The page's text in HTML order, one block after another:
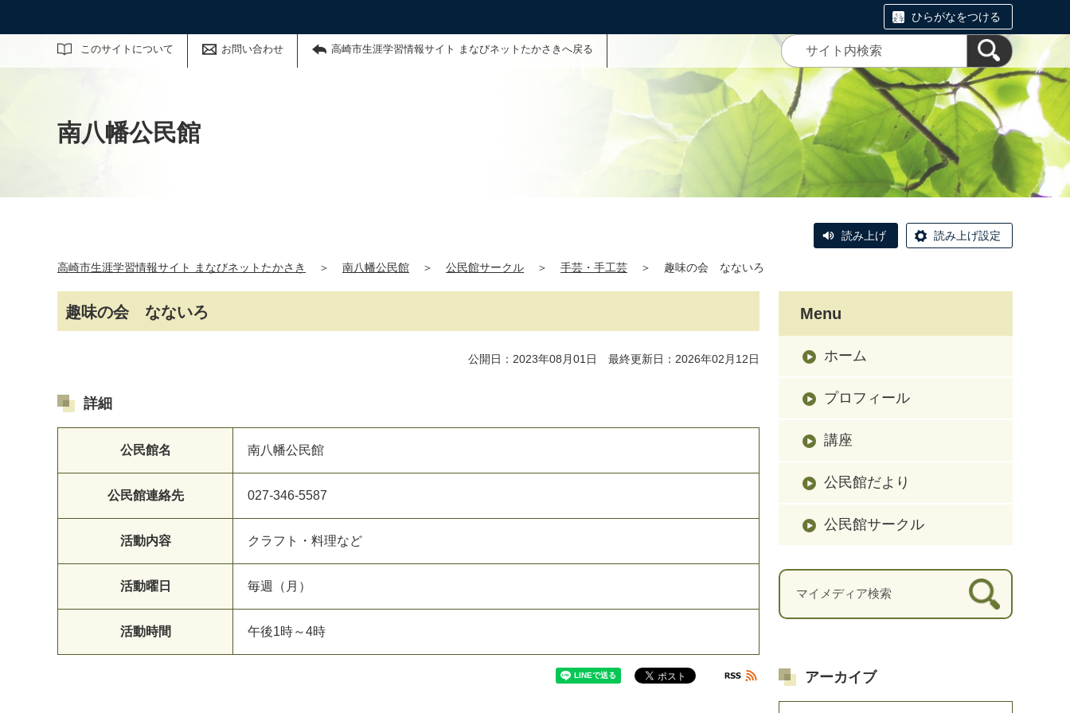
ひらがなをつける
このサイトについて お問い合わせ 高崎市生涯学習情報サイト まなびネットたかさきへ戻る
サイト内検索
南八幡公民館
読み上げ 読み上げ設定
高崎市生涯学習情報サイト まなびネットたかさき ＞ 南八幡公民館 ＞ 公民館サークル ＞ 手芸・手工芸 ＞ 趣味の会 なないろ
趣味の会 なないろ
公開日：2023年08月01日 最終更新日：2026年02月12日
詳細
公民館名 南八幡公民館
公民館連絡先 027-346-5587
活動内容 クラフト・料理など
活動曜日 毎週（月）
活動時間 午後1時～4時
Menu
ホーム
プロフィール
講座
公民館だより
公民館サークル
アーカイブ